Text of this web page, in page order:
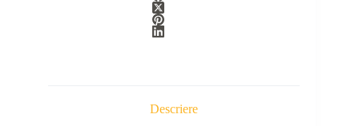
Descriere